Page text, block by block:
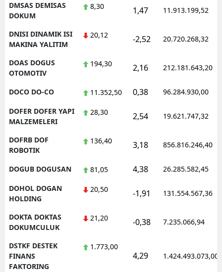
DMSAS DEMISAS
DOKUM
8,30 1,47 11.913.199,52
DNISI DINAMIK ISI
MAKINA YALITIM
20,12 -2,52 20.720.268,32
DOAS DOGUS
OTOMOTIV
194,30 2,16 212.181.643,20
DOCO DO-CO 11.352,50 0,38 96.284.930,00
DOFER DOFER YAPI
MALZEMELERI
28,30 2,54 19.621.747,32
DOFRB DOF
ROBOTIK
136,40 3,18 856.816.246,40
DOGUB DOGUSAN 81,05 4,38 26.285.582,45
DOHOL DOGAN
HOLDING
20,50 -1,91 131.554.567,36
DOKTA DOKTAS
DOKUMCULUK
21,20 -0,38 7.235.066,94
DSTKF DESTEK
FINANS
FAKTORING
1.773,00
4,29 1.424.493.073,00